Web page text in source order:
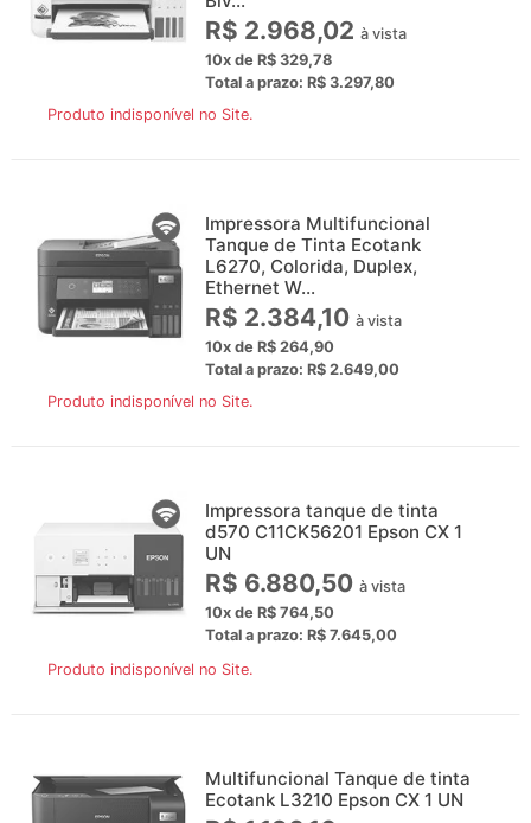
R$ 2.968,02 à vista
10x de R$ 329,78
Total a prazo: R$ 3.297,80
Produto indisponível no Site.
Impressora Multifuncional
Tanque de Tinta Ecotank
L6270, Colorida, Duplex,
Ethernet W...
R$ 2.384,10 à vista
10x de R$ 264,90
Total a prazo: R$ 2.649,00
Produto indisponível no Site.
Impressora tanque de tinta
d570 C11CK56201 Epson CX 1
UN
R$ 6.880,50 à vista
10x de R$ 764,50
Total a prazo: R$ 7.645,00
Produto indisponível no Site.
Multifuncional Tanque de tinta
Ecotank L3210 Epson CX 1 UN